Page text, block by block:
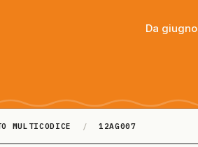
Da
MULTICODICE / 12AG007